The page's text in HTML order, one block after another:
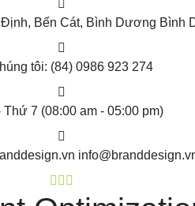
Bến Cát, Bình Dương Bình
tôi: (84) 0986 923 274
Thứ 7 (08:00 am - 05:00 pm)